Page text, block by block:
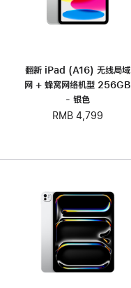
翻新 iPad (A16) 无线局域
网 + 蜂窝网络机型 256GB
- 银色
RMB 4,799